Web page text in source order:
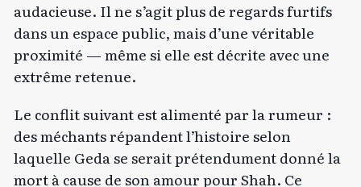
audacieuse. Il ne s’agit plus de regards furtifs
dans un espace public, mais d’une véritable
proximité — même si elle est décrite avec une
extrême retenue.
Le conflit suivant est alimenté par la rumeur :
des méchants répandent l’histoire selon
laquelle Geda se serait prétendument donné la
mort à cause de son amour pour Shah. Ce